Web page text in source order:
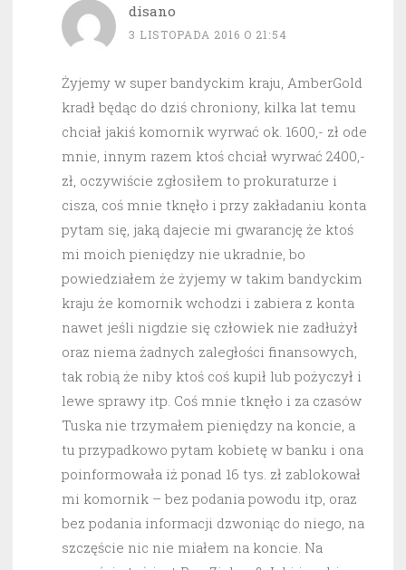
disano
3 LISTOPADA 2016 O 21:54
Żyjemy w super bandyckim kraju, AmberGold
kradł będąc do dziś chroniony, kilka lat temu
chciał jakiś komornik wyrwać ok. 1600,- zł ode
mnie, innym razem ktoś chciał wyrwać 2400,-
zł, oczywiście zgłosiłem to prokuraturze i
cisza, coś mnie tknęło i przy zakładaniu konta
pytam się, jaką dajecie mi gwarancję że ktoś
mi moich pieniędzy nie ukradnie, bo
powiedziałem że żyjemy w takim bandyckim
kraju że komornik wchodzi i zabiera z konta
nawet jeśli nigdzie się człowiek nie zadłużył
oraz niema żadnych zaległości finansowych,
tak robią że niby ktoś coś kupił lub pożyczył i
lewe sprawy itp. Coś mnie tknęło i za czasów
Tuska nie trzymałem pieniędzy na koncie, a
tu przypadkowo pytam kobietę w banku i ona
poinformowała iż ponad 16 tys. zł zablokował
mi komornik – bez podania powodu itp, oraz
bez podania informacji dzwoniąc do niego, na
szczęście nic nie miałem na koncie. Na